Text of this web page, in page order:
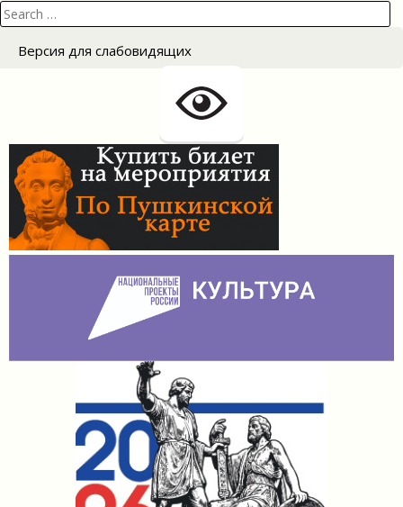
Search
for:
Версия для слабовидящих